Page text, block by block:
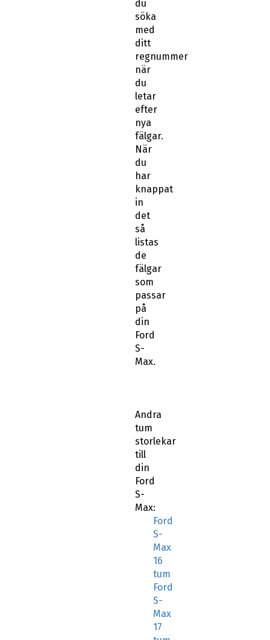
du
söka
med
ditt
regnummer
när
du
letar
efter
nya
fälgar.
När
du
har
knappat
in
det
så
listas
de
fälgar
som
passar
på
din
Ford
S-
Max.
Andra
tum
storlekar
till
din
Ford
S-
Max:
Ford
S-
Max
16
tum
Ford
S-
Max
17